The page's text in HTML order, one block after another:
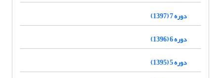
دوره 7 (1397)
دوره 6 (1396)
دوره 5 (1395)